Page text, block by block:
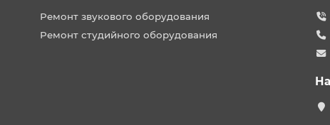
Ремонт звукового оборудования
Ремонт студийного оборудования